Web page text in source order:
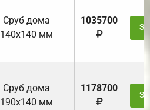
Cруб дома
140х140 мм
1035700
Cруб дома
190х140 мм
1178700